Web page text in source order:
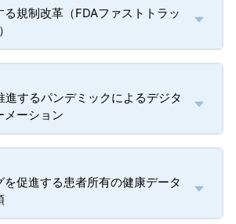
規制改革（FDAファストトラッ
するパンデミックによるデジタ
メーション
促進する患者所有の健康データ